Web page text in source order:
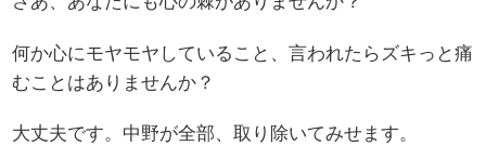
何か心にモヤモヤしていること、言われたらズキっと痛
むことはありませんか？
大丈夫です。中野が全部、取り除いてみせます。